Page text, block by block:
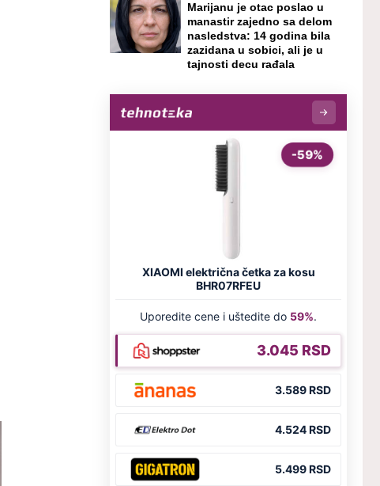
Marijanu je otac poslao u
manastir zajedno sa delom
nasledstva: 14 godina bila
zazidana u sobici, ali je u
tajnosti decu rađala